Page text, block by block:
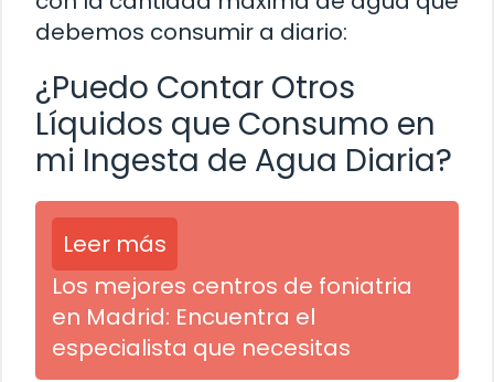
debemos consumir a diario:
¿Puedo Contar Otros
Líquidos que Consumo en
mi Ingesta de Agua Diaria?
Leer más
Los mejores centros de foniatria
en Madrid: Encuentra el
especialista que necesitas